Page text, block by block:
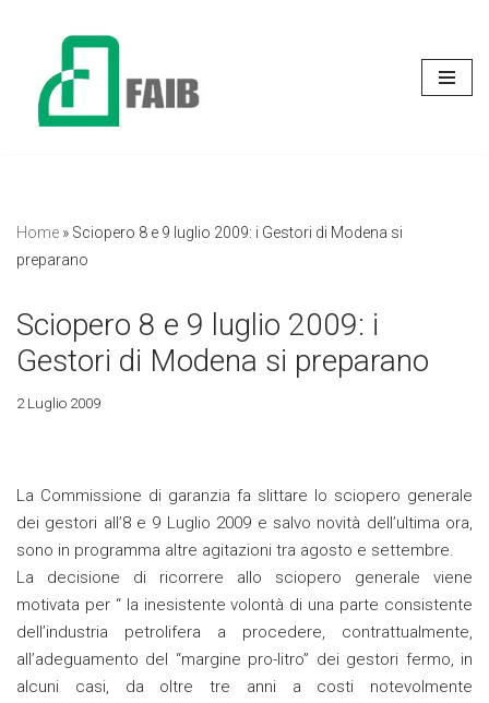
contenuto
Home » Sciopero 8 e 9 luglio 2009: i Gestori di Modena si
preparano
Sciopero 8 e 9 luglio 2009: i
Gestori di Modena si preparano
2 Luglio 2009
La Commissione di garanzia fa slittare lo sciopero generale
dei gestori all’8 e 9 Luglio 2009 e salvo novità dell’ultima ora,
sono in programma altre agitazioni tra agosto e settembre.
La decisione di ricorrere allo sciopero generale viene
motivata per “ la inesistente volontà di una parte consistente
dell’industria petrolifera a procedere, contrattualmente,
all’adeguamento del “margine pro-litro” dei gestori fermo, in
alcuni casi, da oltre tre anni a costi notevolmente